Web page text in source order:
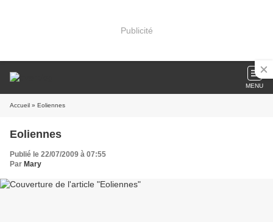
Publicité
MENU
Accueil » Eoliennes
Eoliennes
Publié le 22/07/2009 à 07:55
Par Mary